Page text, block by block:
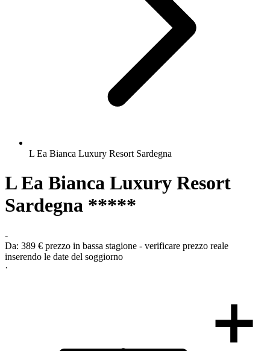
L Ea Bianca Luxury Resort Sardegna
L Ea Bianca Luxury Resort
Sardegna *****
-
Da: 389 € prezzo in bassa stagione - verificare prezzo reale
inserendo le date del soggiorno
·